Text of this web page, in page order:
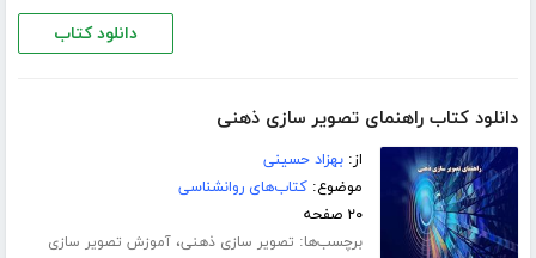
دانلود کتاب
دانلود کتاب راهنمای تصویر سازی ذهنی
از:بهزاد حسینی
موضوع:کتاب‌های روانشناسی
۲۰ صفحه
برچسب‌ها: تصویر سازی ذهنی،آموزش تصویر سازی